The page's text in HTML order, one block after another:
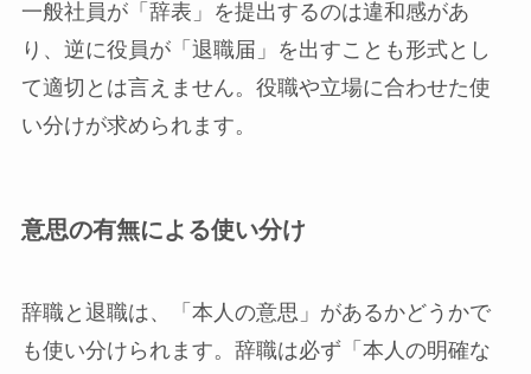
一般社員が「辞表」を提出するのは違和感があ
り、逆に役員が「退職届」を出すことも形式とし
て適切とは言えません。役職や立場に合わせた使
い分けが求められます。
意思の有無による使い分け
辞職と退職は、「本人の意思」があるかどうかで
も使い分けられます。辞職は必ず「本人の明確な